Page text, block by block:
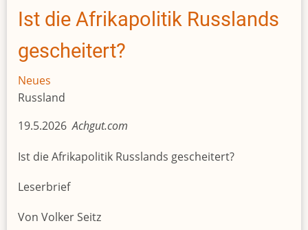
schon
seit
Wochen
in
Ist die Afrikapolitik Russlands
gescheitert?
Neues
Russland
19.5.2026 Achgut.com
Ist die Afrikapolitik Russlands gescheitert?
Leserbrief
Von Volker Seitz